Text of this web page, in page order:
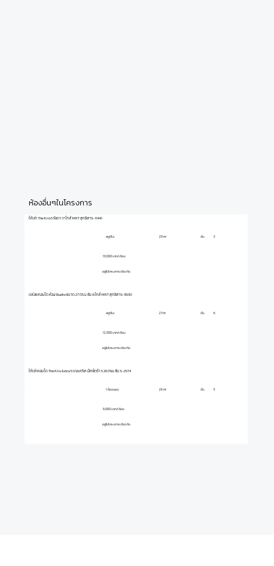
ห้องอื่นๆในโครงการ
ให้เช่า The Kris5 รัชดา 17 ใกล้ MRT สุทธิสาร-11441
สตูดิโอ
10,000 บาท/เดือน
ชั้น
29 m² 3
อยู่ในโครงการเดียวกัน
ปล่อยคอนโด ห้อง Studio ขนาด 27 ตร ม ชั้น 6 ใกล้ MRT สุทธิสาร-9530
สตูดิโอ
12,000 บาท/เดือน
ชั้น
27 m² 6
อยู่ในโครงการเดียวกัน
ให้เช่าคอนโด The Kris Extra 5 เดอะคริส เอ็กซ์ตร้า 5 26 ตรม ชั้น 5-2574
1 ห้องนอน
9,000 บาท/เดือน
ชั้น
26 m² 5
อยู่ในโครงการเดียวกัน